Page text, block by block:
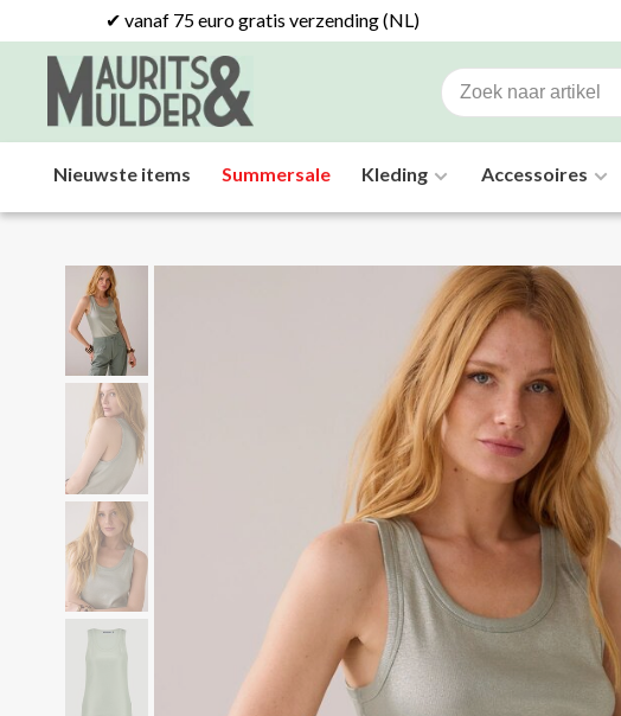
✔ vanaf 75 euro gratis verzending (NL)
Nieuwste items Summersale Kleding Accessoires